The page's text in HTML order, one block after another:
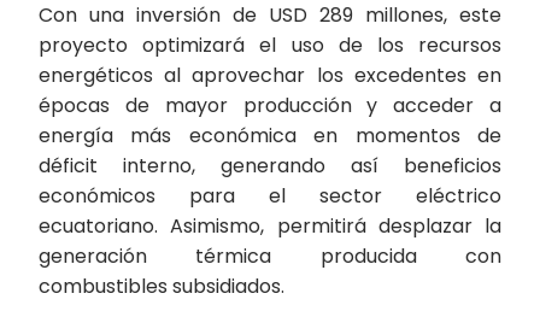
Con una inversión de USD 289 millones, este
proyecto optimizará el uso de los recursos
energéticos al aprovechar los excedentes en
épocas de mayor producción y acceder a
energía más económica en momentos de
déficit interno, generando así beneficios
económicos para el sector eléctrico
ecuatoriano. Asimismo, permitirá desplazar la
generación térmica producida con
combustibles subsidiados.